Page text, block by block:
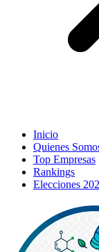
Inicio
Quienes
Top Empresas
Rankings
Elecciones